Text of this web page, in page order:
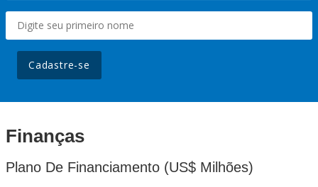
Cadastre-se
Finanças
Plano De Financiamento (US$ Milhões)